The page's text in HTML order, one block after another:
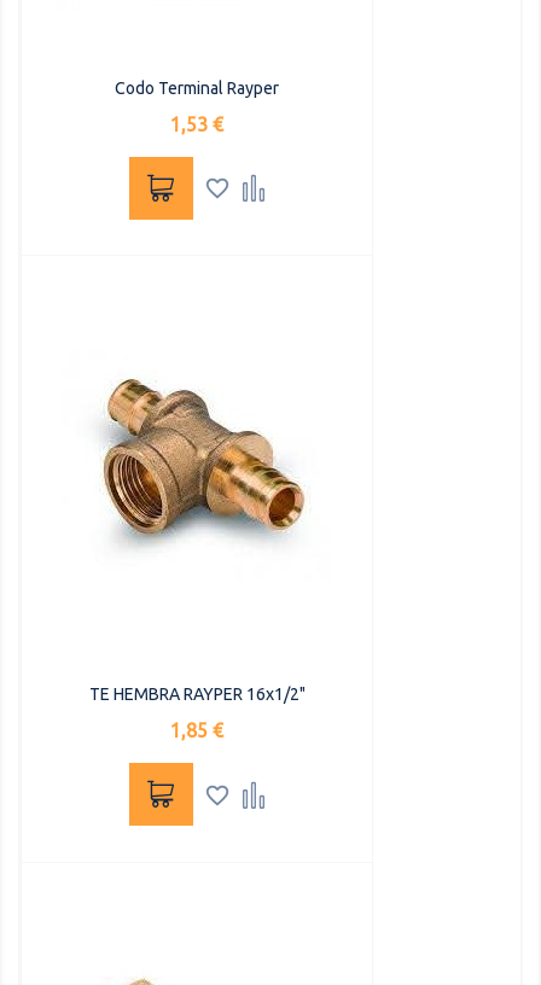
Codo Terminal Rayper
Precio
1,53 €
 
TE HEMBRA RAYPER 16x1/2"
Precio
1,85 €
 